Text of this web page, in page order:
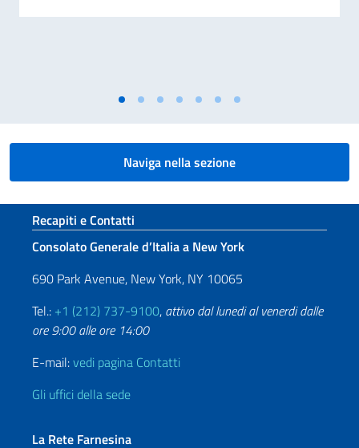
Naviga nella sezione
Sezione footer
Recapiti e Contatti
Consolato Generale d’Italia a New York
690 Park Avenue, New York, NY 10065
Tel.: +1 (212) 737-9100, attivo dal lunedi al venerdi dalle
ore 9:00 alle ore 14:00
E-mail:vedi pagina Contatti
Gli uffici della sede
La Rete Farnesina